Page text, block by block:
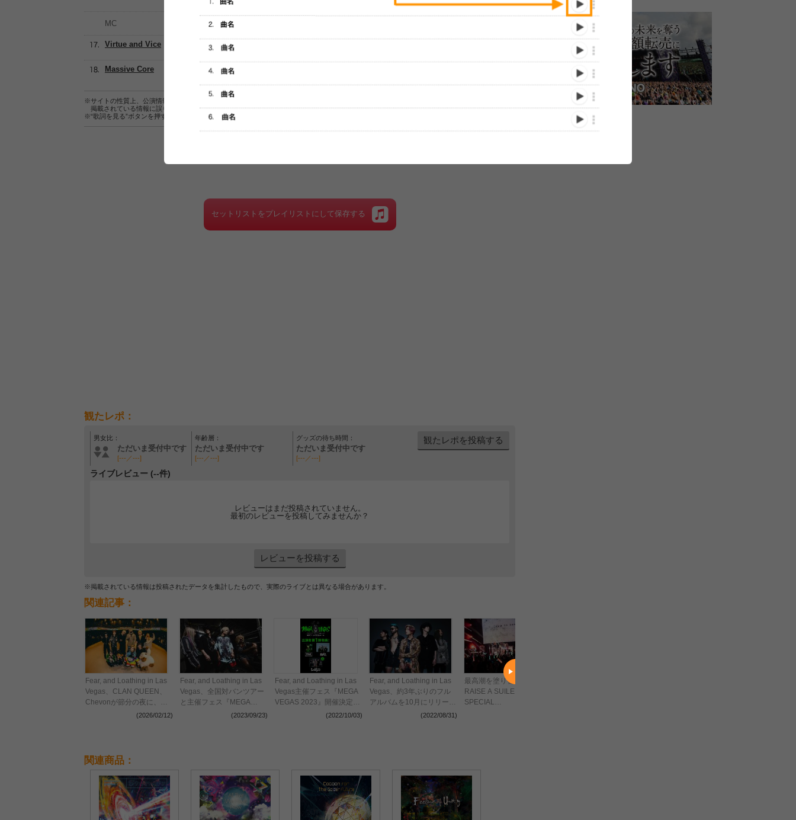
MC
Virtue and Vice
Massive Core
※サイトの性質上、公演情報およびセットリスト情報の正確性は保証されませんので、あらかじめご了承ください。
掲載されている情報に誤りがある場合は、 こちら
よりご連絡をお願い致します。
※“歌詞を見る”ボタンを押すと、株式会社ページワンが運営する歌詞サイト「
セットリストをプレイリストにして保存する
観たレポ：
男女比：
ただいま受付中です
[---／---]
年齢層：
ただいま受付中です
[---／---]
グッズの待ち時間：
ただいま受付中です
[---／---]
観たレポを投稿する
ライブレビュー (--件)
レビューはまだ投稿されていません。
最初のレビューを投稿してみませんか？
レビューを投稿する
※掲載されている情報は投稿されたデータを集計したもので、実際のライブとは異なる場合があります。
関連記事：
Fear, and Loathing in Las
Vegas、CLAN QUEEN、
Chevonが節分の夜に、
High&Lowな歌声と唯一無
(2026/02/12)
Fear, and Loathing in Las
Vegas、全国対バンツアー
と主催フェス『MEGA
VEGAS 2024』の開催決定
(2023/09/23)
Fear, and Loathing in Las
Vegas主催フェス『MEGA
VEGAS 2023』開催決定
西川貴教、SiMが出演(2022/10/03)
Fear, and Loathing in Las
Vegas、約3年ぶりのフル
アルバムを10月にリリース
決定 アルバムツアーの開
(2022/08/31)
最高潮を塗り替えろ！
RAISE A SUILEN
SPECIAL
関連商品：